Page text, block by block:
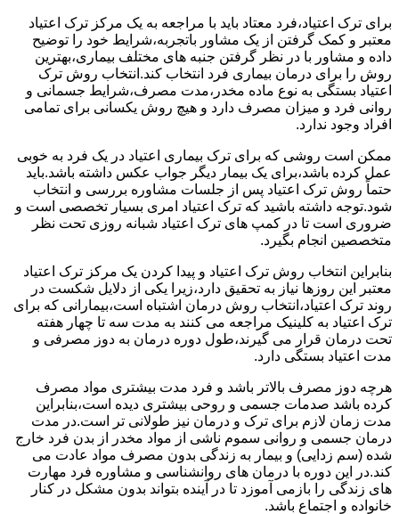
برای ترک اعتیاد،فرد معتاد باید با مراجعه به یک مرکز ترک اعتیاد
معتبر و کمک گرفتن از یک مشاور باتجربه،شرایط خود را توضیح
داده و مشاور با در نظر گرفتن جنبه های مختلف بیماری،بهترین
روش را برای درمان بیماری فرد انتخاب کند.انتخاب روش ترک
اعتیاد بستگی به نوع ماده مخدر،مدت مصرف،شرایط جسمانی و
روانی فرد و میزان مصرف دارد و هیچ روش یکسانی برای تمامی
افراد وجود ندارد.
ممکن است روشی که برای ترک بیماری اعتیاد در یک فرد به خوبی
عمل کرده باشد،برای یک بیمار دیگر جواب عکس داشته باشد.باید
حتماً روش ترک اعتیاد پس از جلسات مشاوره بررسی و انتخاب
شود.توجه داشته باشید که ترک اعتیاد امری بسیار تخصصی است و
ضروری است تا در کمپ های ترک اعتیاد شبانه روزی تحت نظر
متخصصین انجام بگیرد.
بنابراین انتخاب روش ترک اعتیاد و پیدا کردن یک مرکز ترک اعتیاد
معتبر این روزها نیاز به تحقیق دارد،زیرا یکی از دلایل شکست در
روند ترک اعتیاد،انتخاب روش درمان اشتباه است،بیمارانی که برای
ترک اعتیاد به کلینیک مراجعه می کنند به مدت سه تا چهار هفته
تحت درمان قرار می گیرند،طول دوره درمان به دوز مصرفی و
مدت اعتیاد بستگی دارد.
هرچه دوز مصرف بالاتر باشد و فرد مدت بیشتری مواد مصرف
کرده باشد صدمات جسمی و روحی بیشتری دیده است،بنابراین
مدت زمان لازم برای ترک و درمان نیز طولانی تر است.در مدت
درمان جسمی و روانی سموم ناشی از مواد مخدر از بدن فرد خارج
شده (سم زدایی) و بیمار به زندگی بدون مصرف مواد عادت می
کند.در این دوره با درمان های روانشناسی و مشاوره فرد مهارت
های زندگی را بازمی آموزد تا در آینده بتواند بدون مشکل در کنار
خانواده و اجتماع باشد.